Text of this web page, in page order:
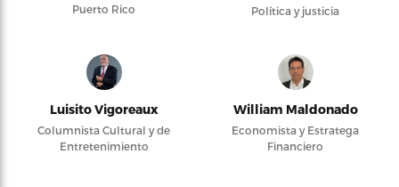
Puerto Rico
Política y justicia
Luisito Vigoreaux
Columnista Cultural y de
Entretenimiento
William Maldonado
Economista y Estratega
Financiero